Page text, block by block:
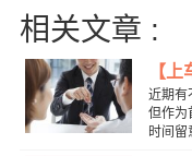
相关文章 :
【
近期有
但作为
时间留